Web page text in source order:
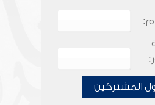
المشتركين